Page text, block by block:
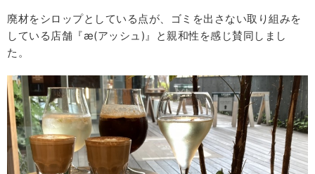
廃材をシロップとしている点が、ゴミを出さない取り組みを
している店舗『æ(アッシュ)』と親和性を感じ賛同しまし
た。